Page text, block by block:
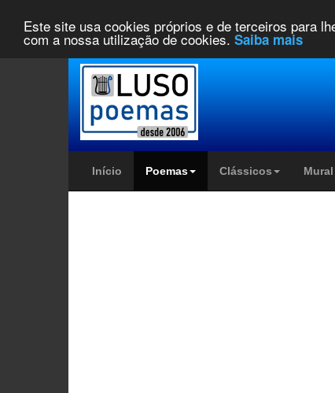
Este site usa cookies próprios e de terceiros para
com a nossa utilização de cookies. Saiba mais
Início Poemas Clássicos Mural